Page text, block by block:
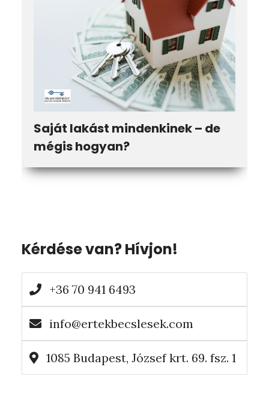
Saját lakást mindenkinek – de
mégis hogyan?
Elsődleges
oldalsáv
Kérdése van? Hívjon!
+36 70 941 6493
info@ertekbecslesek.com
1085 Budapest, József krt. 69. fsz. 1